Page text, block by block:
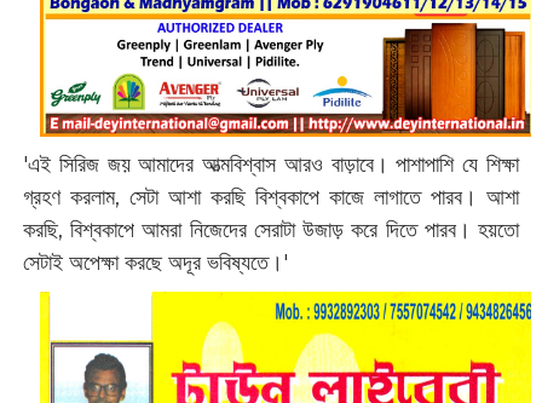
'এই সিরিজ জয় আমাদের আত্মবিশ্বাস আরও বাড়াবে। পাশাপাশি যে শিক্ষা
গ্রহণ করলাম, সেটা আশা করছি বিশ্বকাপে কাজে লাগাতে পারব। আশা
করছি, বিশ্বকাপে আমরা নিজেদের সেরাটা উজাড় করে দিতে পারব। হয়তো
সেটাই অপেক্ষা করছে অদূর ভবিষ্যতে।'‌